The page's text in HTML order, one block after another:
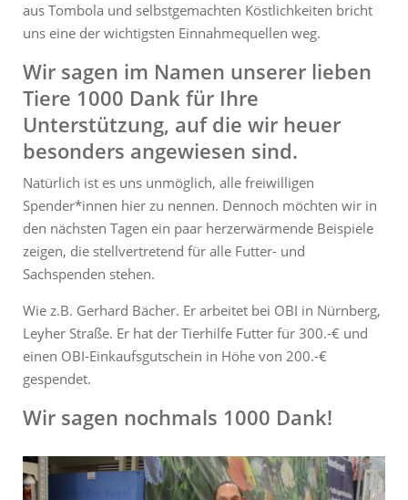
aus Tombola und selbstgemachten Köstlichkeiten bricht
uns eine der wichtigsten Einnahmequellen weg.
Wir sagen im Namen unserer lieben
Tiere 1000 Dank für Ihre
Unterstützung, auf die wir heuer
besonders angewiesen sind.
Natürlich ist es uns unmöglich, alle freiwilligen
Spender*innen hier zu nennen. Dennoch möchten wir in
den nächsten Tagen ein paar herzerwärmende Beispiele
zeigen, die stellvertretend für alle Futter- und
Sachspenden stehen.
Wie z.B. Gerhard Bächer. Er arbeitet bei OBI in Nürnberg,
Leyher Straße. Er hat der Tierhilfe Futter für 300.-€ und
einen OBI-Einkaufsgutschein in Höhe von 200.-€
gespendet.
Wir sagen nochmals 1000 Dank!